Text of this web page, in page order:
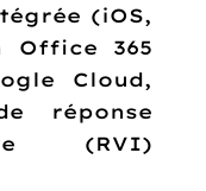
(iOS,
Office 365
Cloud,
réponse
(RVI)